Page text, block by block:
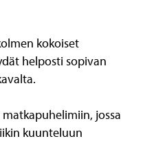
kokoiset
helposti sopivan
jossa
kuunteluun